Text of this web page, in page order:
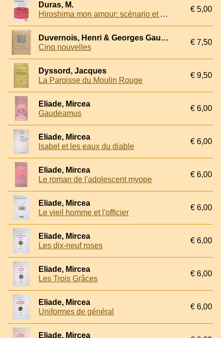
Duras, M.
Hiroshima mon amour: scénario et dialogue
€ 5,00
Duvernois, Henri & Georges Gaudion (illustrations de)
Cinq nouvelles
€ 7,50
Dyssord, Jacques
La Paroisse du Moulin Rouge
€ 9,50
Eliade, Mircea
Gaudeamus
€ 6,00
Eliade, Mircea
Isabel et les eaux du diable
€ 6,00
Eliade, Mircea
Le roman de l'adolescent myope
€ 6,00
Eliade, Mircea
Le vieil homme et l'officier
€ 6,00
Eliade, Mircea
Les dix-neuf roses
€ 6,00
Eliade, Mircea
Les Trois Grâces
€ 6,00
Eliade, Mircea
Uniformes de général
€ 6,00
Eliade, Mircea